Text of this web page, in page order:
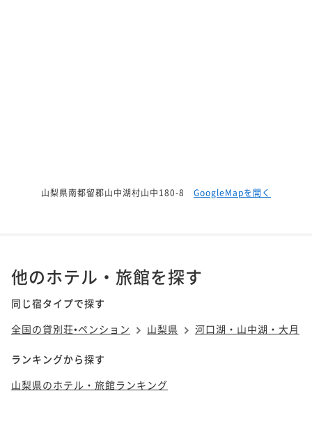
山梨県南都留郡山中湖村山中180-8 GoogleMapを開く
他のホテル・旅館を探す
同じ宿タイプで探す
全国の貸別荘•ペンション
山梨県 河口湖・山中湖・大月
ランキングから探す
山梨県のホテル・旅館ランキング